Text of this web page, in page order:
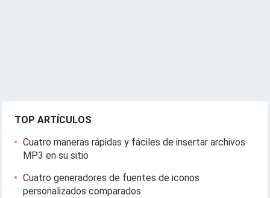
TOP ARTÍCULOS
Cuatro maneras rápidas y fáciles de insertar archivos
MP3 en su sitio
Cuatro generadores de fuentes de iconos
personalizados comparados